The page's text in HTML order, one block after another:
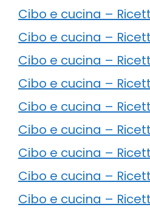
Cibo e cucina –
Cibo e cucina –
Cibo e cucina –
Cibo e cucina –
Cibo e cucina –
Cibo e cucina –
Cibo e cucina –
Cibo e cucina –
Cibo e cucina –